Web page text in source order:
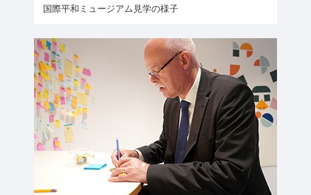
国際平和ミュージアム見学の様子